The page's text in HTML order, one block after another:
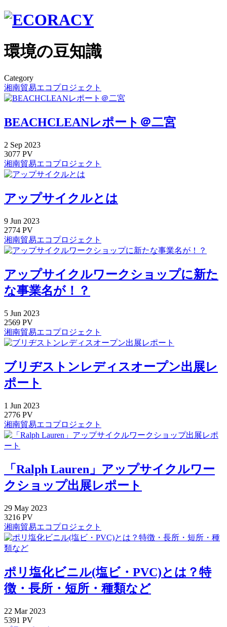
環境の豆知識
Category
湘南貿易エコプロジェクト
BEACHCLEANレポート＠二宮
2 Sep 2023
3077 PV
湘南貿易エコプロジェクト
アップサイクルとは
9 Jun 2023
2774 PV
湘南貿易エコプロジェクト
アップサイクルワークショップに新た
な事業名が！？
5 Jun 2023
2569 PV
湘南貿易エコプロジェクト
ブリヂストンレディスオープン出展レ
ポート
1 Jun 2023
2776 PV
湘南貿易エコプロジェクト
「Ralph Lauren」アップサイクルワー
クショップ出展レポート
29 May 2023
3216 PV
湘南貿易エコプロジェクト
ポリ塩化ビニル(塩ビ・PVC)とは？特
徴・長所・短所・種類など
22 Mar 2023
5391 PV